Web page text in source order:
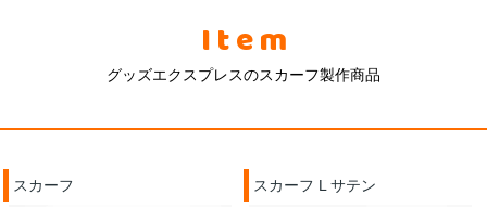
Item
グッズエクスプレスのスカーフ製作商品
スカーフ スカーフ L サテン